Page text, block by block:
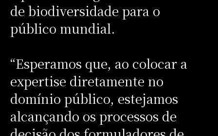
de biodiversidade para o
público mundial.
“Esperamos que, ao colocar a
expertise diretamente no
domínio público, estejamos
alcançando os processos de